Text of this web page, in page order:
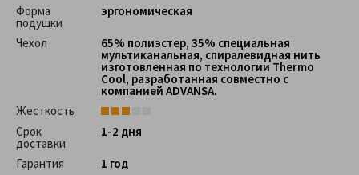
Форма
подушки
эргономическая
Чехол 65% полиэстер, 35% специальная
мультиканальная, спиралевидная нить
изготовленная по технологии Thermo
Cool, разработанная совместно с
компанией ADVANSA.
Жесткость
Срок
доставки
1-2 дня
Гарантия
1 год